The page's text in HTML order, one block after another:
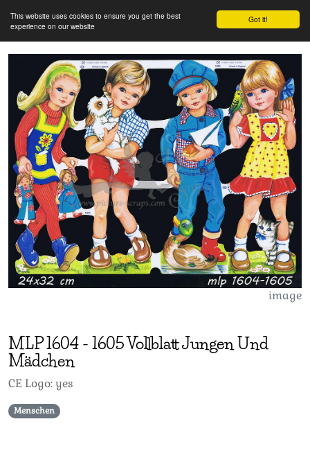
Got it!
This website uses cookies to ensure you get the best
experience on our website
image
MLP1604 - 1605 Vollblatt Jungen Und
Mädchen
CE Logo: yes
Menschen